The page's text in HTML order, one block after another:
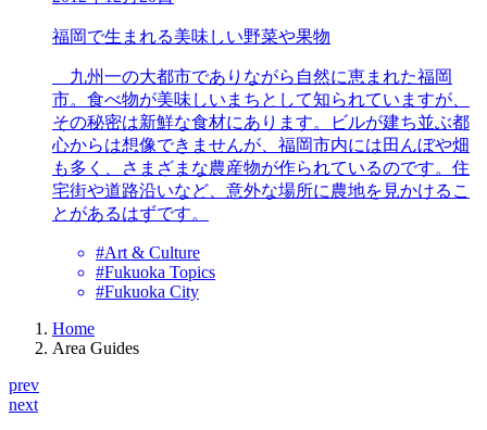
福岡で生まれる美味しい野菜や果物
九州一の大都市でありながら自然に恵まれた福岡
市。食べ物が美味しいまちとして知られていますが、
その秘密は新鮮な食材にあります。ビルが建ち並ぶ都
心からは想像できませんが、福岡市内には田んぼや畑
も多く、さまざまな農産物が作られているのです。住
宅街や道路沿いなど、意外な場所に農地を見かけるこ
とがあるはずです。
#Art & Culture
#Fukuoka Topics
#Fukuoka City
Home
Area Guides
prev
next